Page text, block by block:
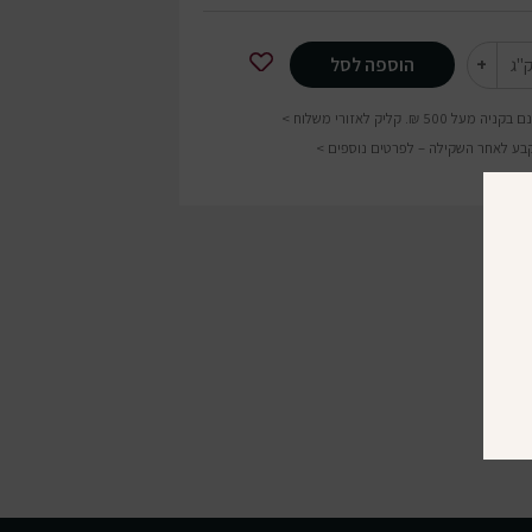
ק"ג + הוספה לסל
מעל 500 ₪.
קליק לאזורי משלוח >
לאחר השקילה – לפרטים נוספים >